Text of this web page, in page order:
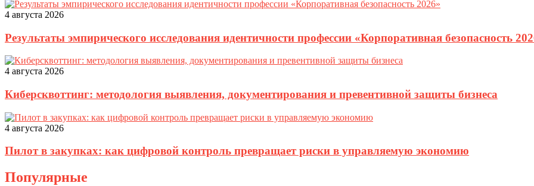
4 августа 2026
Результаты эмпирического исследования идентичности профессии «Корпоративная безопасность
4 августа 2026
Киберсквоттинг: методология выявления, документирования и превентивной защиты бизнеса
4 августа 2026
Пилот в закупках: как цифровой контроль превращает риски в управляемую экономию
Популярные